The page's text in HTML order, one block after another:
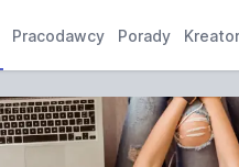
Pracodawcy Porady